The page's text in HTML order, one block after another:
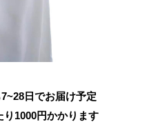
日でお届け予定
り 1000円かかります